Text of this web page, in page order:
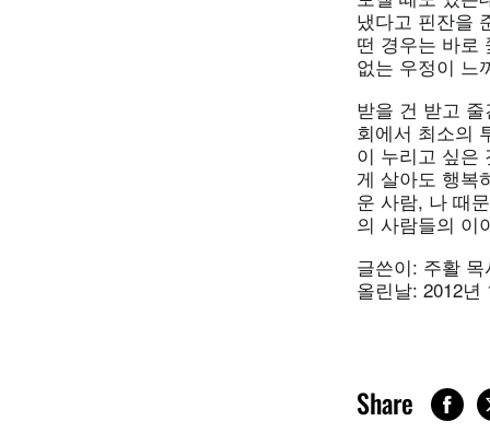
냈다고 핀잔을
떤 경우는 바로
없는 우정이 느
받을 건 받고
회에서 최소의
이 누리고 싶은
게 살아도 행복
운 사람, 나 때
의 사람들의 이
글쓴이: 주활
올린날: 2012
Share